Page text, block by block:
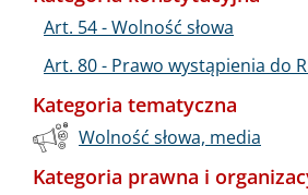
Art. 54 - Wolność słowa
Art. 80 - Prawo wystąpienia do
Kategoria tematyczna
Wolność słowa, media
Kategoria prawna i